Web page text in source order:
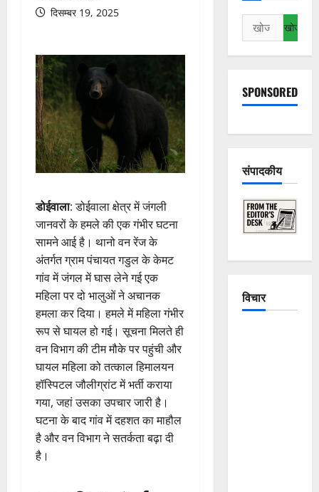
दिसम्बर 19, 2025
डोईवाला: डोईवाला क्षेत्र में जंगली
जानवरों के हमले की एक गंभीर घटना
सामने आई है। थानो वन रेंज के
अंतर्गत ग्राम पंचायत गडुल के केमट
गांव में जंगल में घास लेने गई एक
महिला पर दो भालुओं ने अचानक
हमला कर दिया। हमले में महिला गंभीर
रूप से घायल हो गई। सूचना मिलते ही
वन विभाग की टीम मौके पर पहुंची और
घायल महिला को तत्काल हिमालयन
हॉस्पिटल जौलीग्रांट में भर्ती कराया
गया, जहां उसका उपचार जारी है।
घटना के बाद गांव में दहशत का माहौल
है और वन विभाग ने सतर्कता बढ़ा दी
है।
निम्न
को
खोजें:
SPONSORED
संपादकीय
विचार